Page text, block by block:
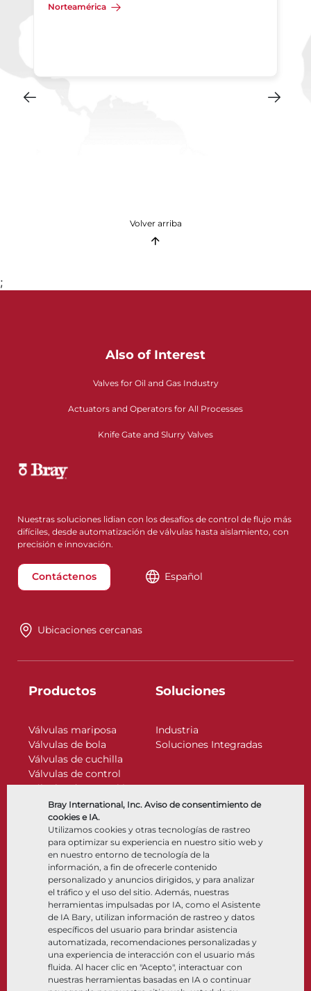
Bray International, Inc. Aviso de consentimiento de
cookies e IA.
Utilizamos cookies y otras tecnologías de rastreo
para optimizar su experiencia en nuestro sitio web y
en nuestro entorno de tecnología de la
información, a fin de ofrecerle contenido
personalizado y anuncios dirigidos, y para analizar
el tráfico y el uso del sitio. Además, nuestras
herramientas impulsadas por IA, como el Asistente
de IA Bary, utilizan información de rastreo y datos
específicos del usuario para brindar asistencia
automatizada, recomendaciones personalizadas y
una experiencia de interacción con el usuario más
fluida. Al hacer clic en "Acepto", interactuar con
nuestras herramientas basadas en IA o continuar
Norteamérica
Volver arriba
;
Also of Interest
Valves for Oil and Gas Industry
Actuators and Operators for All Processes
Knife Gate and Slurry Valves
Nuestras soluciones lidian con los desafíos de control de flujo más
difíciles, desde automatización de válvulas hasta aislamiento, con
precisión e innovación.
Contáctenos Español
Ubicaciones cercanas
Productos
Válvulas mariposa
Válvulas de bola
Válvulas de cuchilla
Válvulas de control
Válvulas de retención
Actuadores
Accesorios de control
Criogénico
Soluciones
Industria
Soluciones Integradas
Compañía
Nosotros
Ubicaciones
Asociación
Sostenibilidad
Portal del cliente
Recursos
Documentos
Centro de información
Software
Selección de materiales